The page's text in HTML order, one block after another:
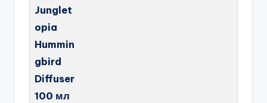
Junglet
opia
Hummin
gbird
Diffuser
100 мл